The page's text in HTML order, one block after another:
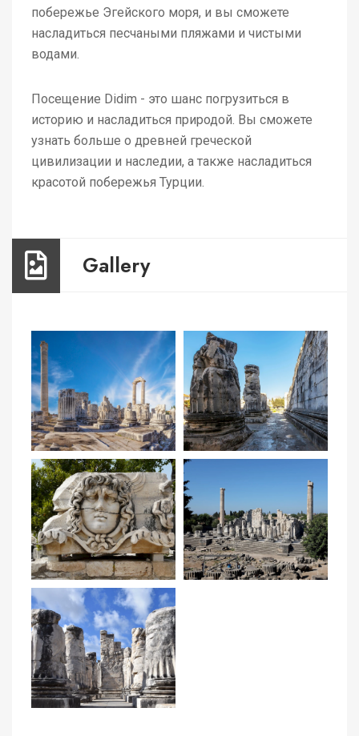
побережье Эгейского моря, и вы сможете
насладиться песчаными пляжами и чистыми
водами.
Посещение Didim - это шанс погрузиться в
историю и насладиться природой. Вы сможете
узнать больше о древней греческой
цивилизации и наследии, а также насладиться
красотой побережья Турции.
Gallery